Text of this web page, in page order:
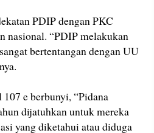
PDIP dengan PKC
nasional. “PDIP melakukan
bertentangan dengan UU
e berbunyi, “Pidana
dijatuhkan untuk mereka
yang diketahui atau diduga